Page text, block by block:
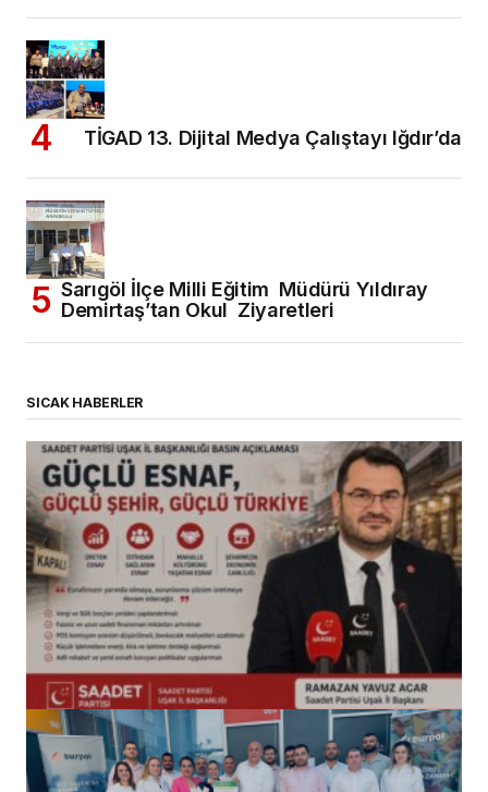
TİGAD 13. Dijital Medya Çalıştayı Iğdır’da
Sarıgöl İlçe Milli Eğitim Müdürü Yıldıray
Demirtaş’tan Okul Ziyaretleri
SICAK HABERLER
(başlıksız)
Alaattin Karahan tarafından 14/07/2026